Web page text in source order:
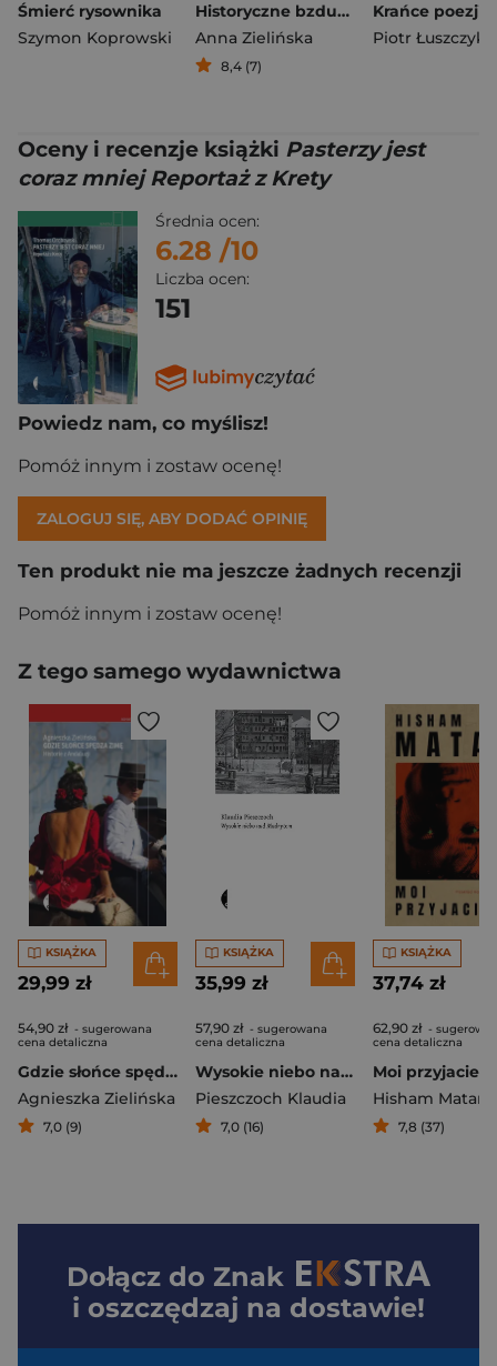
Śmierć rysownika
Szymon Koprowski
Historyczne bzdury o średniowieczu. Jak naprawdę żyło się w czasach dam i rycerzy?
Anna Zielińska
8,4 (7)
Krańce poezji
Oceny i recenzje książki Pasterzy jest
coraz mniej Reportaż z Krety
Średnia ocen:
6.28 /10
Liczba ocen:
151
Powiedz nam, co myślisz!
Pomóż innym i zostaw ocenę!
ZALOGUJ SIĘ, ABY DODAĆ OPINIĘ
Ten produkt nie ma jeszcze żadnych recenzji
Pomóż innym i zostaw ocenę!
Z tego samego wydawnictwa
KSIĄŻKA
29,99 zł
54,90 zł - sugerowana
cena detaliczna
Gdzie słońce spędza zimę. Historie z Andaluzji
Agnieszka Zielińska
7,0 (9)
KSIĄŻKA
35,99 zł
57,90 zł - sugerowana
cena detaliczna
Wysokie niebo nad Madrytem
Pieszczoch Klaudia
7,0 (16)
KSIĄŻKA
37,74 zł
62,90 zł -
cena detaliczna
Moi przyjaciele
Hisham Matar
7,8 (37)
Dołącz do Znak
i oszczędzaj na dostawie!